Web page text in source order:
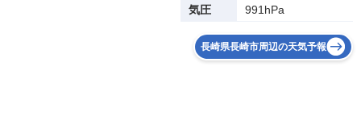
気圧
991hPa
長崎県長崎市周辺の天気予報